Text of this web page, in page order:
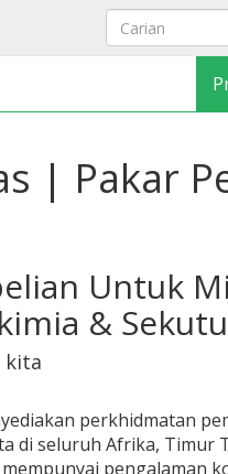
| Pakar
Untuk
& Sekutu
kita
perkhidmatan
di seluruh Afrika, Timur
pengalaman